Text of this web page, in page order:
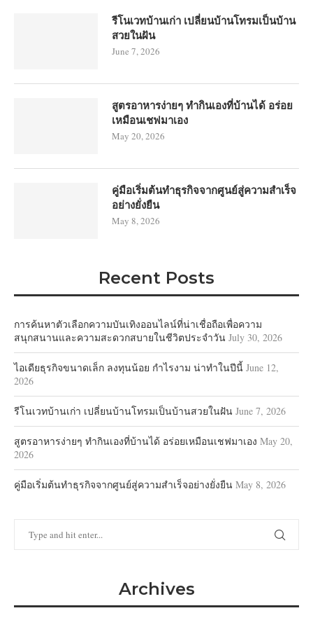
รีโนเวทบ้านเก่า เปลี่ยนบ้านโทรมเป็นบ้าน
สวยในฝัน
June 7, 2026
สูตรอาหารง่ายๆ ทำกินเองที่บ้านได้ อร่อย
เหมือนเชฟมาเอง
May 20, 2026
คู่มือเริ่มต้นทำธุรกิจจากศูนย์สู่ความสำเร็จ
อย่างยั่งยืน
May 8, 2026
Recent Posts
การค้นหาตัวเลือกความบันเทิงออนไลน์ที่น่าเชื่อถือเพื่อความ
สนุกสนานและความสะดวกสบายในชีวิตประจำวัน July 30, 2026
ไอเดียธุรกิจขนาดเล็ก ลงทุนน้อย กำไรงาม น่าทำในปีนี้ June 12,
2026
รีโนเวทบ้านเก่า เปลี่ยนบ้านโทรมเป็นบ้านสวยในฝัน June 7, 2026
สูตรอาหารง่ายๆ ทำกินเองที่บ้านได้ อร่อยเหมือนเชฟมาเอง May 20,
2026
คู่มือเริ่มต้นทำธุรกิจจากศูนย์สู่ความสำเร็จอย่างยั่งยืน May 8, 2026
Archives